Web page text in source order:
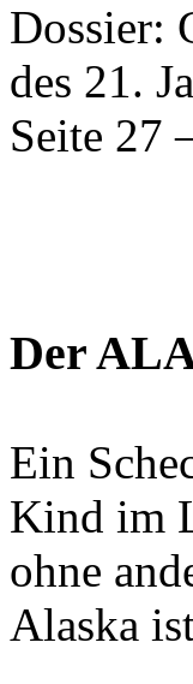
Dossier:
des 21.
Seite 27
Der
Ein
Kind im
ohne
Alaska